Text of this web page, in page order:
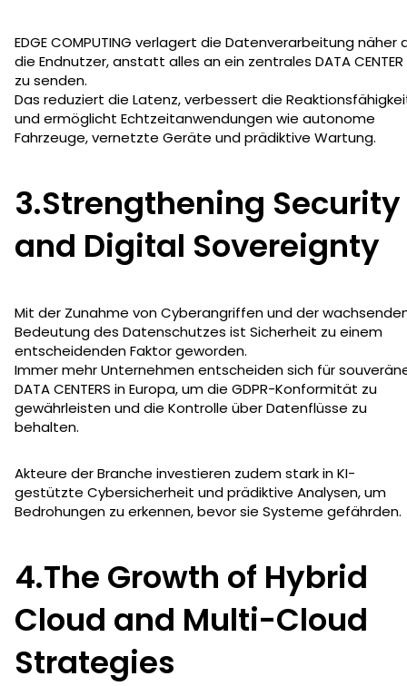
EDGE COMPUTING verlagert die Datenverarbeitung näher
die Endnutzer, anstatt alles an ein zentrales DATA CENTER
zu senden.
Das reduziert die Latenz, verbessert die
und ermöglicht Echtzeitanwendungen wie autonome
Fahrzeuge, vernetzte Geräte und prädiktive Wartung.
3.Strengthening Security
and Digital Sovereignty
Mit der Zunahme von Cyberangriffen und der
Bedeutung des Datenschutzes ist Sicherheit zu einem
entscheidenden Faktor geworden.
Immer mehr Unternehmen entscheiden sich für
DATA CENTERS in Europa, um die GDPR-Konformität zu
gewährleisten und die Kontrolle über Datenflüsse zu
behalten.
Akteure der Branche investieren zudem stark in KI-
gestützte Cybersicherheit und prädiktive Analysen, um
Bedrohungen zu erkennen, bevor sie Systeme gefährden.
4.The Growth of Hybrid
Cloud and Multi-Cloud
Strategies